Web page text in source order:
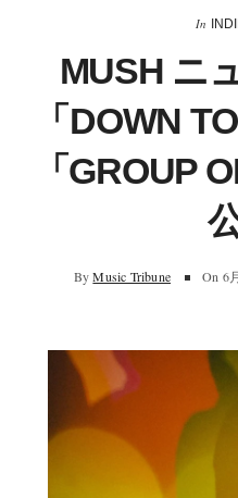
In
MUSH ニ
「DOWN
「GROUP
By Music Tribune On 6